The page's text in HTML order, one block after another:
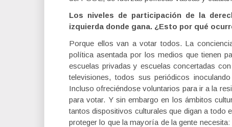
Los niveles de participación de la
izquierda donde gana. ¿Esto por qué
Porque ellos van a votar todos. La
política asentada por los medios que tienen
escuelas privadas y escuelas concertadas
televisiones, todos sus periódicos
Incluso ofreciéndose voluntarios para ir a la
para votar. Y sin embargo en los ámbitos
tantos dispositivos culturales que digan a todo
proteger lo que la mayoría de la gente